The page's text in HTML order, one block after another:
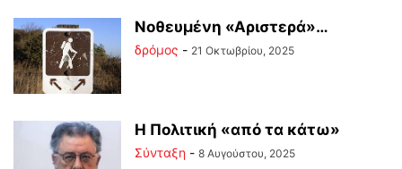
Νοθευμένη «Αριστερά»…
δρόμος - 21 Οκτωβρίου, 2025
Η Πολιτική «από τα κάτω»
Σύνταξη - 8 Αυγούστου, 2025